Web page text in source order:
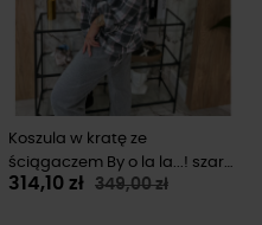
Koszula w kratę ze
ściągaczem By o la la...! szara
z różem
314,10 zł 349,00 zł